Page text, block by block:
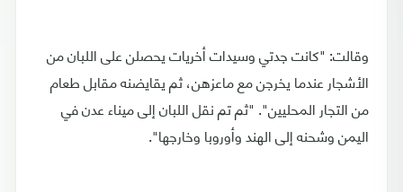
وقالت: "كانت جدتي وسيدات أخريات يحصلن على اللبان من
الأشجار عندما يخرجن مع ماعزهن، ثم يقايضنه مقابل طعام
من التجار المحليين". "ثم تم نقل اللبان إلى ميناء عدن في
اليمن وشحنه إلى الهند وأوروبا وخارجها".